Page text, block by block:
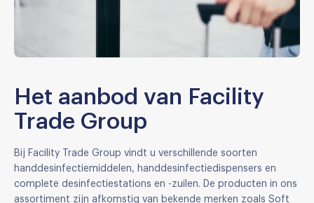
Het aanbod van Facility
Trade Group
Bij Facility Trade Group vindt u verschillende soorten
handdesinfectiemiddelen, handdesinfectiedispensers en
complete desinfectiestations en -zuilen. De producten in ons
assortiment zijn afkomstig van bekende merken zoals Soft